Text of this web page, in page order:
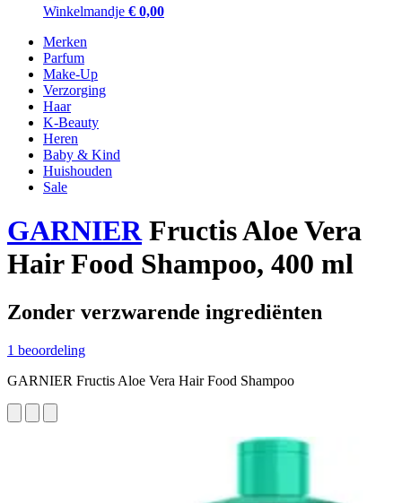
Winkelmandje € 0,00
Merken
Parfum
Make-Up
Verzorging
Haar
K-Beauty
Heren
Baby & Kind
Huishouden
Sale
GARNIERFructis Aloe Vera
Hair Food Shampoo, 400 ml
Zonder verzwarende ingrediënten
1 beoordeling
GARNIER Fructis Aloe Vera Hair Food Shampoo